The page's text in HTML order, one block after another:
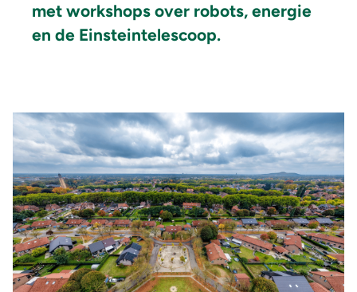
met workshops over robots, energie
en de Einsteintelescoop.